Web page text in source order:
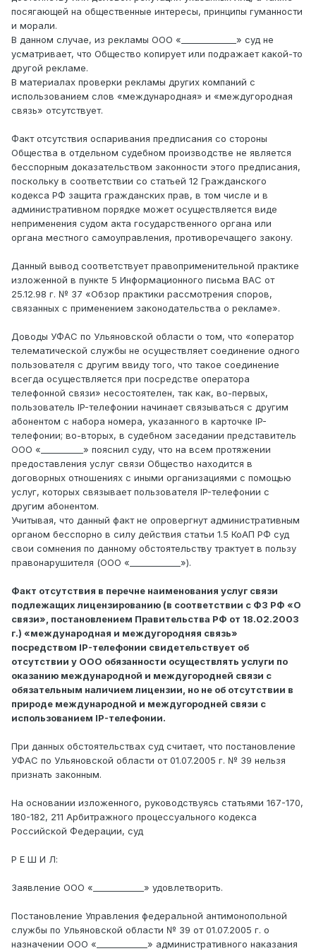
посягающей на общественные интересы, принципы гуманности
и морали.
В данном случае, из рекламы ООО «_____________» суд не
усматривает, что Общество копирует или подражает какой-то
другой рекламе.
В материалах проверки рекламы других компаний с
использованием слов «международная» и «междугородная
связь» отсутствует.
Факт отсутствия оспаривания предписания со стороны
Общества в отдельном судебном производстве не является
бесспорным доказательством законности этого предписания,
поскольку в соответствии со статьей 12 Гражданского
кодекса РФ защита гражданских прав, в том числе и в
административном порядке может осуществляется виде
неприменения судом акта государственного органа или
органа местного самоуправления, противоречащего закону.
Данный вывод соответствует правоприменительной практике
изложенной в пункте 5 Информационного письма ВАС от
25.12.98 г. № 37 «Обзор практики рассмотрения споров,
связанных с применением законодательства о рекламе».
Доводы УФАС по Ульяновской области о том, что «оператор
телематической службы не осуществляет соединение одного
пользователя с другим ввиду того, что такое соединение
всегда осуществляется при посредстве оператора
телефонной связи» несостоятелен, так как, во-первых,
пользователь IP-телефонии начинает связываться с другим
абонентом с набора номера, указанного в карточке IP-
телефонии; во-вторых, в судебном заседании представитель
ООО «__________» пояснил суду, что на всем протяжении
предоставления услуг связи Общество находится в
договорных отношениях с иными организациями с помощью
услуг, которых связывает пользователя IP-телефонии с
другим абонентом.
Учитывая, что данный факт не опровергнут административным
органом бесспорно в силу действия статьи 1.5 КоАП РФ суд
свои сомнения по данному обстоятельству трактует в пользу
правонарушителя (ООО «____________»).
Факт отсутствия в перечне наименования услуг связи
подлежащих лицензированию (в соответствии с ФЗ РФ «О
связи», постановлением Правительства РФ от 18.02.2003
г.) «международная и междугородняя связь»
посредством IP-телефонии свидетельствует об
отсутствии у ООО обязанности осуществлять услуги по
оказанию международной и междугородней связи с
обязательным наличием лицензии, но не об отсутствии в
природе международной и междугородней связи с
использованием IP-телефонии.
При данных обстоятельствах суд считает, что постановление
УФАС по Ульяновской области от 01.07.2005 г. № 39 нельзя
признать законным.
На основании изложенного, руководствуясь статьями 167-170,
180-182, 211 Арбитражного процессуального кодекса
Российской Федерации, суд
Р Е Ш И Л:
Заявление ООО «____________» удовлетворить.
Постановление Управления федеральной антимонопольной
службы по Ульяновской области № 39 от 01.07.2005 г. о
назначении ООО «____________» административного наказания